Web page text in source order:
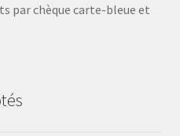
par chèque carte-bleue et